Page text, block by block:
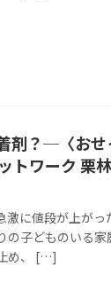
剤？─〈お
トワーク 栗
激に値段が上が
の子どものいる
め、 […]